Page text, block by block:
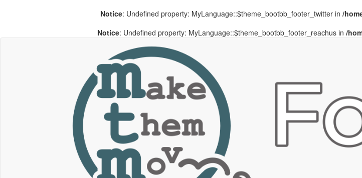
Notice: Undefined property: MyLanguage::$theme_bootbb_footer_twitter in /
Notice: Undefined property: MyLanguage::$theme_bootbb_footer_reachus in /